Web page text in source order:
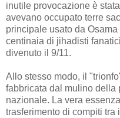
inutile provocazione è
avevano occupato terre
principale usato da
centinaia di jihadisti
divenuto il 9/11.
Allo stesso modo, il
fabbricata dal mulino della
nazionale. La vera
trasferimento di compiti